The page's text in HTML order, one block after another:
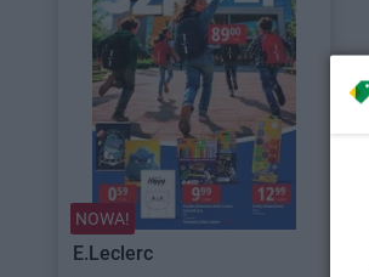
NOWA!
E.Leclerc